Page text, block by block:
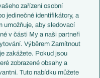
zařízení osobní
jedinečné identifikátory, a
umožňuje, aby sledovací
v části My a naši partneři
Výběrem Zamítnout
zakážete. Pokud jsou
zobrazené obsahy a
Tuto nabídku můžete